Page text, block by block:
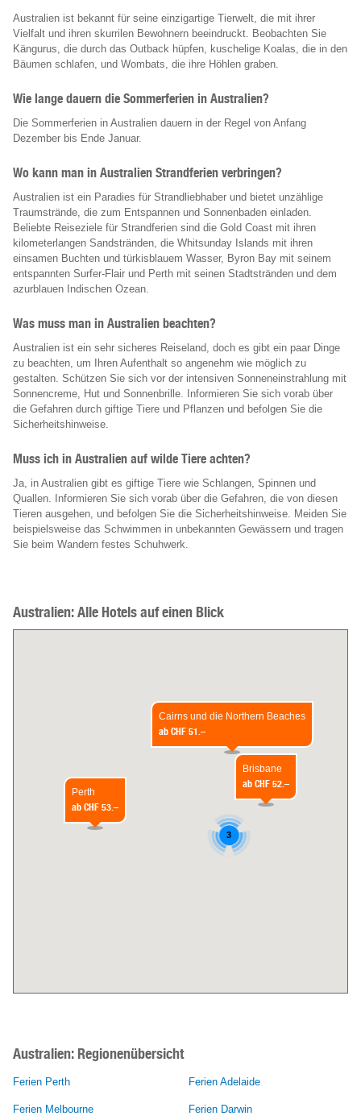
Australien ist bekannt für seine einzigartige Tierwelt, die mit ihrer
Vielfalt und ihren skurrilen Bewohnern beeindruckt. Beobachten Sie
Kängurus, die durch das Outback hüpfen, kuschelige Koalas, die in den
Bäumen schlafen, und Wombats, die ihre Höhlen graben.
Wie lange dauern die Sommerferien in Australien?
Die Sommerferien in Australien dauern in der Regel von Anfang
Dezember bis Ende Januar.
Wo kann man in Australien Strandferien verbringen?
Australien ist ein Paradies für Strandliebhaber und bietet unzählige
Traumstrände, die zum Entspannen und Sonnenbaden einladen.
Beliebte Reiseziele für Strandferien sind die Gold Coast mit ihren
kilometerlangen Sandstränden, die Whitsunday Islands mit ihren
einsamen Buchten und türkisblauem Wasser, Byron Bay mit seinem
entspannten Surfer-Flair und Perth mit seinen Stadtstränden und dem
azurblauen Indischen Ozean.
Was muss man in Australien beachten?
Australien ist ein sehr sicheres Reiseland, doch es gibt ein paar Dinge
zu beachten, um Ihren Aufenthalt so angenehm wie möglich zu
gestalten. Schützen Sie sich vor der intensiven Sonneneinstrahlung mit
Sonnencreme, Hut und Sonnenbrille. Informieren Sie sich vorab über
die Gefahren durch giftige Tiere und Pflanzen und befolgen Sie die
Sicherheitshinweise.
Muss ich in Australien auf wilde Tiere achten?
Ja, in Australien gibt es giftige Tiere wie Schlangen, Spinnen und
Quallen. Informieren Sie sich vorab über die Gefahren, die von diesen
Tieren ausgehen, und befolgen Sie die Sicherheitshinweise. Meiden Sie
beispielsweise das Schwimmen in unbekannten Gewässern und tragen
Sie beim Wandern festes Schuhwerk.
Australien: Alle Hotels auf einen Blick
3
Cairns und die Northern Beaches
ab CHF 51.–
Brisbane
ab CHF 52.–
Perth
ab CHF 53.–
Australien: Regionenübersicht
Ferien Perth Ferien Adelaide
Ferien Melbourne Ferien Darwin